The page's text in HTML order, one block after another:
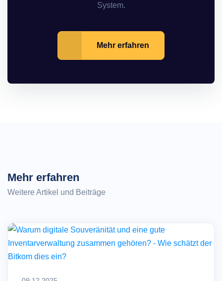
System.
Mehr erfahren
Mehr erfahren
Weitere Artikel und Beiträge